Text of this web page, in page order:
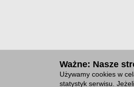
Ważne: Nasze
Używamy cookies w
statystyk serwisu.